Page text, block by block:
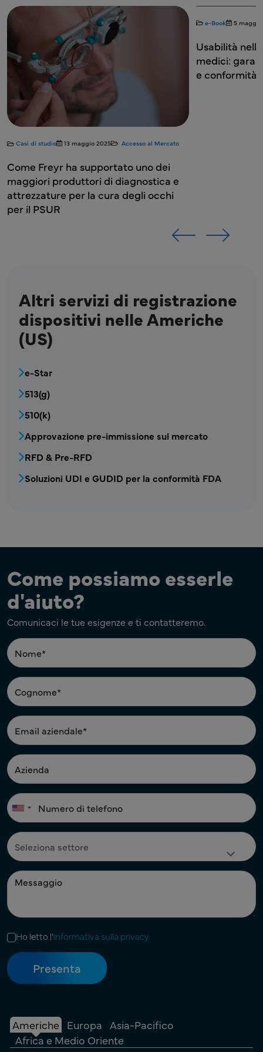
Casi di studio 13 maggio 2025 Accesso al Mercato
Come Freyr ha supportato uno dei
maggiori produttori di diagnostica e
attrezzature per la cura degli occhi
per il PSUR
e-Book 5 maggio
Usabilità
medici:
e conformità
Altri servizi di registrazione
dispositivi nelle Americhe
(US)
MDV - Registrazione dei Dispositivi
e-Star
513(g)
510(k)
Approvazione pre-immissione sul mercato
RFD & Pre-RFD
Soluzioni UDI e GUDID per la conformità FDA
Come possiamo esserle
d'aiuto?
Comunicaci le tue esigenze e ti contatteremo.
Ho letto l'informativa sulla privacy
Americhe Europa Asia-Pacifico
Africa e Medio Oriente